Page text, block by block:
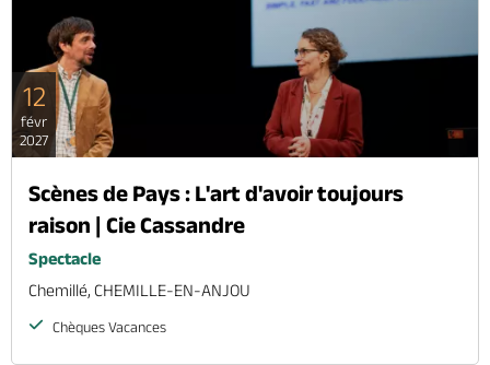
12
févr
2027
Scènes de Pays : L'art d'avoir toujours
raison | Cie Cassandre
Spectacle
Chemillé, CHEMILLE-EN-ANJOU
Chèques Vacances